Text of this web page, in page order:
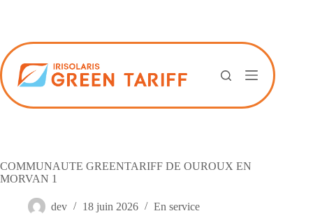
COMMUNAUTE GREENTARIFF DE OUROUX EN
MORVAN 1
dev 18 juin 2026 En service